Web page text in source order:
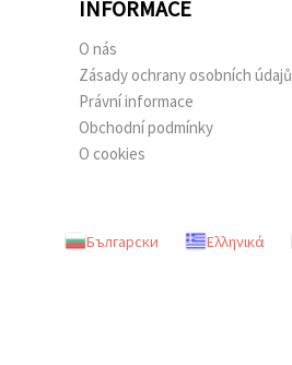
INFORMACE
O nás
Zásady ochrany osobních údajů
Právní informace
Obchodní podmínky
O cookies
Български Ελληνικά